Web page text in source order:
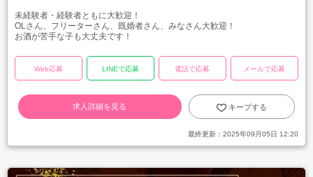
未経験者・経験者ともに大歓迎！
OLさん、フリーターさん、既婚者さん、みなさん大歓迎！
お酒が苦手な子も大丈夫です！
Web応募 LINEで応募 電話で応募 メールで応募
求人詳細を見る キープする
最終更新： 2025年09月05日 12:20